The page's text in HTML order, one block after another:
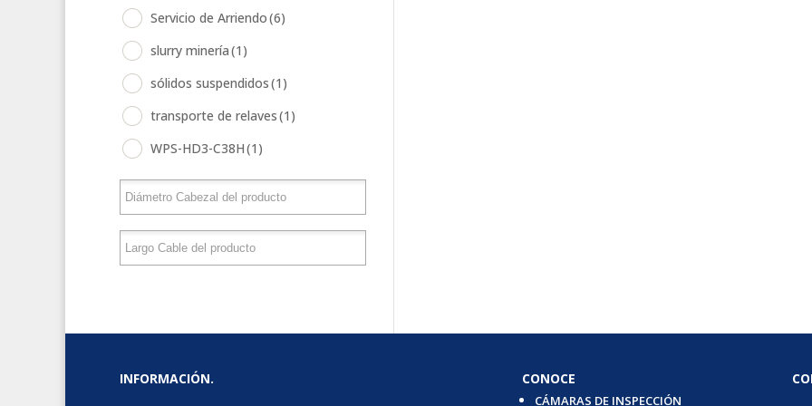
Servicio de Arriendo(6)
slurry minería(1)
sólidos suspendidos(1)
transporte de relaves(1)
WPS-HD3-C38H(1)
INFORMACIÓN.
CONOCE
CÁMARAS DE INSPECCIÓN